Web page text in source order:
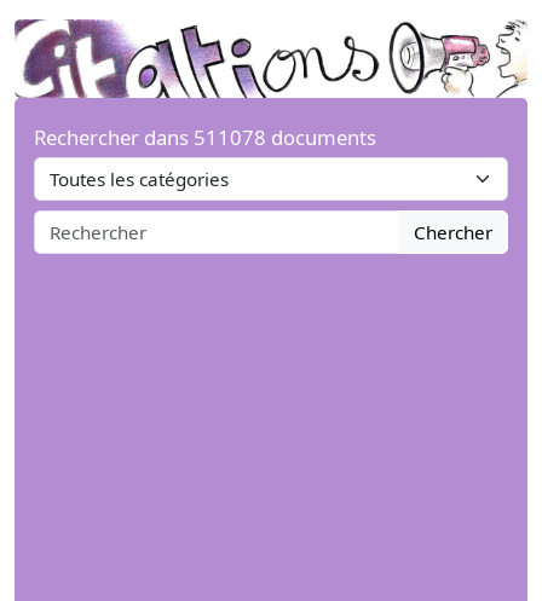
Rechercher dans 511078 documents
Chercher